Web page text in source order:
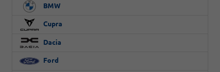
BMW
Cupra
Dacia
Ford